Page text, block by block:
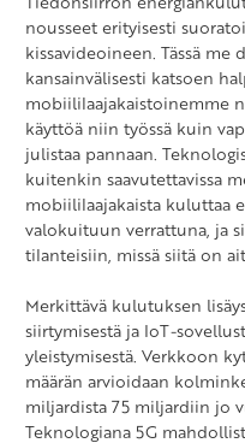
nousseet erityisesti
kissavideoineen. Tässä
kansainvälisesti katsoen
mobiililaajakaistoinemme
käyttöä niin työssä kuin
julistaa pannaan.
kuitenkin saavutettavissa
mobiililaajakaista kuluttaa
valokuituun verrattuna, ja
tilanteisiin, missä siitä on
Merkittävä kulutuksen
siirtymisestä ja IoT-
yleistymisestä. Verkkoon
määrän arvioidaan
miljardista 75 miljardiin jo
Teknologiana 5G